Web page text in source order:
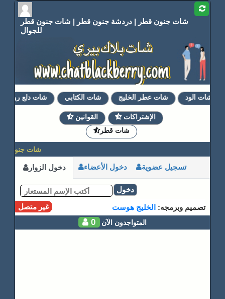
شات جنون قطر | دردشة جنون قطر | شات جنون قطر
للجوال
شات دلع روحي شات الكتابي شات عطر الخليج شات الود
القوانين
الإشتراكات
شات قطر
شات جنون
دخول الزوار دخول الأعضاء تسجيل عضوية
دخول
غير متصل
تصميم وبرمجه: الخليج هوست
0 المتواجدون الآن